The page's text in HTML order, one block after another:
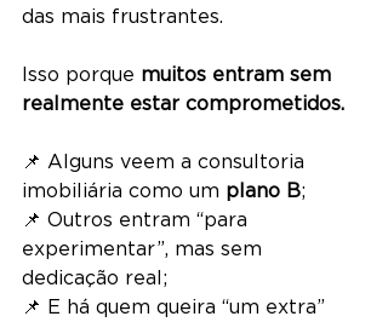
das mais frustrantes.
Isso porque muitos entram sem
realmente estar comprometidos.
📌 Alguns veem a consultoria
imobiliária como um plano B;
📌 Outros entram “para
experimentar”, mas sem
dedicação real;
📌 E há quem queira “um extra”